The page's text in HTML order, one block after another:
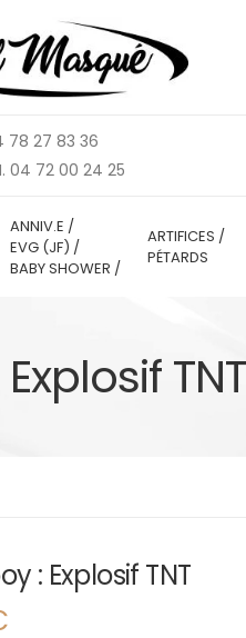
78 27 83 36
04 72 00 24 25
ANNIV.E /
EVG (JF) /
BABY SHOWER /
ARTIFICES /
PÉTARDS
TNT
: Explosif TNT